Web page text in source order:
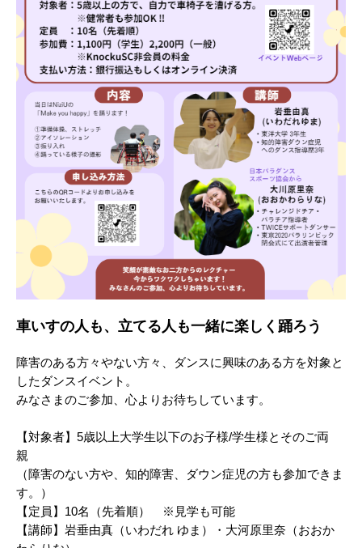
車いすの人も、立てる人も一緒に楽しく踊ろう
障害のある方々やない方々、ダンスに興味のある方を対象と
したダンスイベント。
みなさまのご参加、心よりお待ちしています。
【対象者】5歳以上大学生以下のお子様/学生様とそのご両
親
（障害のない方や、知的障害、ダウン症児の方も参加できま
す。）
【定員】10名（先着順） ※見学も可能
【講師】岩垂由真（いわだれ ゆま）・大河原里奈（おおか